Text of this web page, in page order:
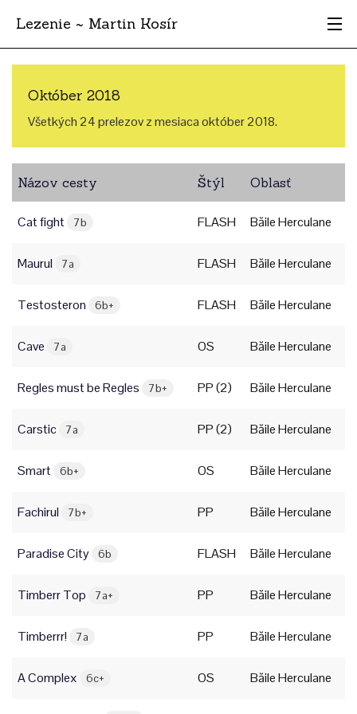
Lezenie ~ Martin Kosír
Najhodnotnejšie
Krajina
Štýl
Archív
Október 2018
Všetkých 24 prelezov z mesiaca október 2018.
Názov cesty Štýl Oblasť
Cat fight 7b FLASH Băile Herculane
Maurul 7a FLASH Băile Herculane
Testosteron 6b+ FLASH Băile Herculane
Cave 7a OS Băile Herculane
Regles must be Regles 7b+ PP (2) Băile Herculane
Carstic 7a PP (2) Băile Herculane
Smart 6b+ OS Băile Herculane
Fachirul 7b+ PP Băile Herculane
Paradise City 6b FLASH Băile Herculane
Timberr Top 7a+ PP Băile Herculane
Timberrr! 7a PP Băile Herculane
A Complex 6c+ OS Băile Herculane